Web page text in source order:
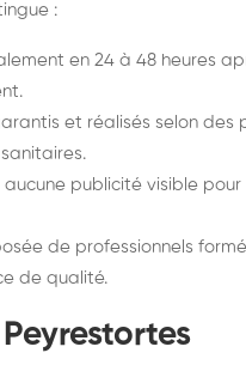
:
en 24 à 48 heures
et réalisés selon des
aucune publicité visible
de professionnels
de qualité.